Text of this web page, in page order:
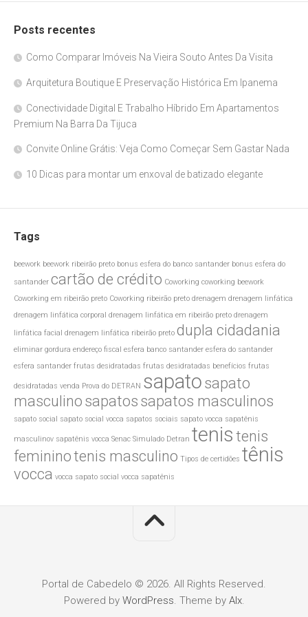
Posts recentes
Como Comparar Imóveis Na Vieira Souto Antes Da Visita
Arquitetura Boutique E Preservação Histórica Em Ipanema
Conectividade Digital E Trabalho Híbrido Em Apartamentos
Premium Na Barra Da Tijuca
Convite Online Grátis: Veja Como Começar Sem Gastar Nada
10 Dicas para montar um enxoval de batizado elegante
Tags
beework beework ribeirão preto bonus esfera do banco santander bonus esfera do
santander cartão de crédito Coworking coworking beework
Coworking em ribeirão preto Coworking ribeirão preto drenagem drenagem linfática
drenagem linfática corporal drenagem linfática em ribeirão preto drenagem
linfática facial drenagem linfática ribeirão preto dupla cidadania
eliminar gordura endereço fiscal esfera banco santander esfera do santander
esfera santander frutas desidratadas frutas desidratadas benefícios frutas
desidratadas venda Prova do DETRAN sapato sapato
masculino sapatos sapatos masculinos
sapato social sapato social vocca sapatos sociais sapato vocca sapatênis
masculinov sapatênis vocca Senac Simulado Detran tenis tenis
femininotenis masculino Tipos de certidões tênis
vocca vocca sapato social vocca sapatênis
Portal de Cabedelo © 2026. All Rights Reserved.
Powered by WordPress. Theme by Alx.